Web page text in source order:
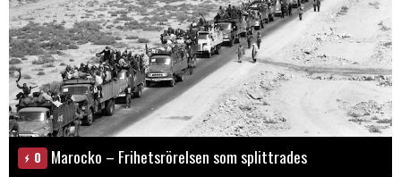
0 Marocko – Frihetsrörelsen som splittrades